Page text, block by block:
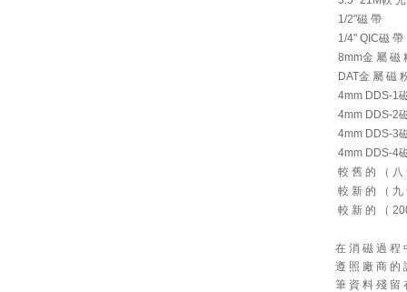
1/2"磁 帶
1/4" QIC磁 帶
8mm金 屬 磁
DAT金 屬 磁
4mm DDS-1
4mm DDS-2
4mm DDS-3
4mm DDS-4
較 舊 的 （ 八
較 新 的 （ 九
較 新 的 （
在 消 磁 過 程
遵 照 廠 商 的
筆 資 料 殘 留